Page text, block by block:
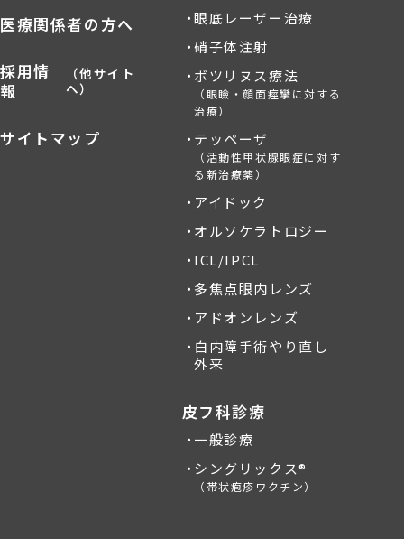
眼底レーザー治療
硝子体注射
ボツリヌス療法
（眼瞼・顔面痙攣に対する
治療）
テッペーザ
（活動性甲状腺眼症に対す
る新治療薬）
アイドック
オルソケラトロジー
ICL/IPCL
多焦点眼内レンズ
アドオンレンズ
白内障手術やり直し
外来
皮フ科診療
一般診療
シングリックス®
（帯状疱疹ワクチン）
医療関係者の方へ
採用情
報
（他サイト
へ）
サイトマップ